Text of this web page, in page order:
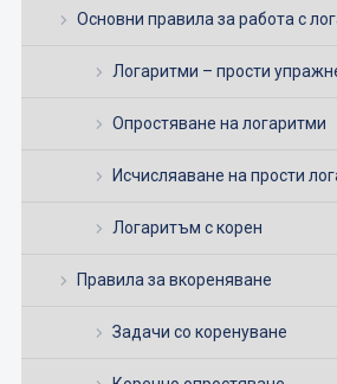
Основни правила за работа с
Логаритми – прости
Опростяване на логаритми
Исчисляаване на прости
Логаритъм с корен
Правила за вкореняване
Задачи со коренуване